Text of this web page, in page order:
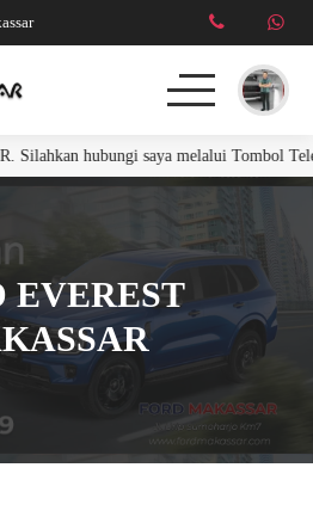
hubungi saya melalui Tombol
EVEREST